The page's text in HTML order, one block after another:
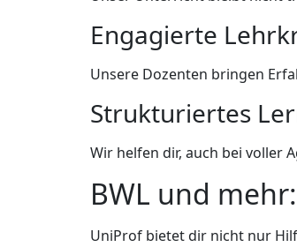
Engagierte
Unsere Dozenten bringen
Strukturiertes
Wir helfen dir, auch bei voller
BWL und
UniProf bietet dir nicht nur